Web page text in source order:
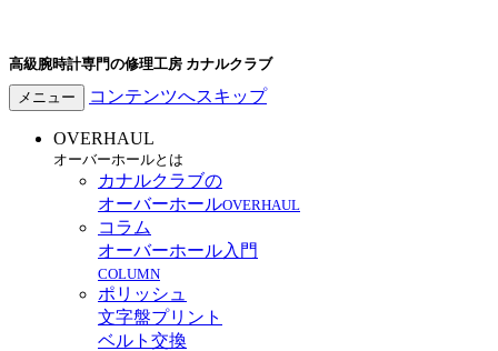
高級腕時計専門の修理工房 カナルクラブ
メニュー コンテンツへスキップ
OVERHAUL
オーバーホールとは
カナルクラブの
オーバーホールOVERHAUL
コラム
オーバーホール入門
COLUMN
ポリッシュ
文字盤プリント
ベルト交換